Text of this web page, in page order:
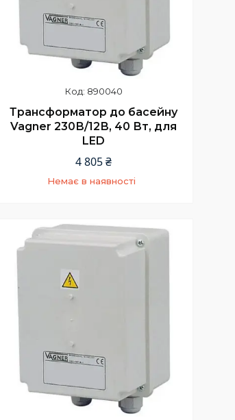
890040
Трансформатор до басейну
Vagner 230В/12В, 40 Вт, для
LED
4 805 ₴
Немає в наявності